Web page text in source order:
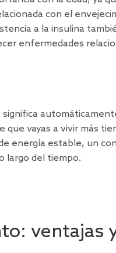
con el
a la insulina
enfermedades
vayas a vivir más
energía estable, un
largo del tiempo.
ventajas